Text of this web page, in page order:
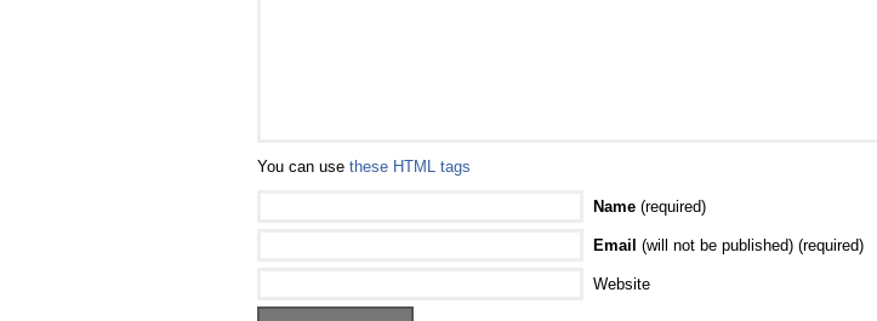
You can use these HTML tags
Name (required)
Email (will not be published) (required)
Website